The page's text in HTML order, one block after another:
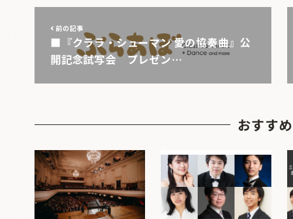
前の記事
■『クララ・シューマン 愛の協奏曲』公
開記念試写会 プレゼン…
おすす